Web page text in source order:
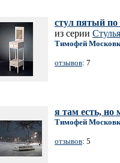
стул пятый по
из серии Стулья
Тимофей
отзывов: 7
я там есть, но
Тимофей
отзывов: 5